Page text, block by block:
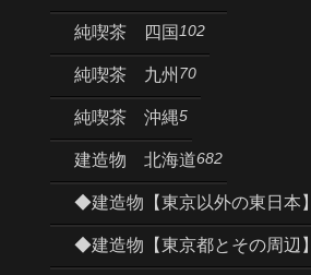
純喫茶 四国 102
純喫茶 九州 70
純喫茶 沖縄5
建造物 北海道682
◆建造物【東京以外の東日本】
◆建造物【東京都とその周辺】